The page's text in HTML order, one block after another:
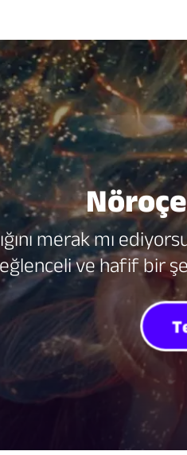
merak mı
eğlenceli ve hafif bir